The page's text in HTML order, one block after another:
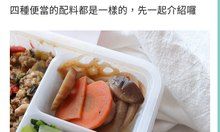
四種便當的配料都是一樣的，先一起介紹囉